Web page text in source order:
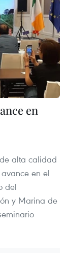
en
alta calidad
en el
del
y Marina de